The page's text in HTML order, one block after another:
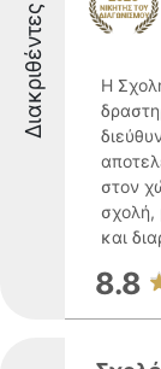
Διακριθέντες
Η
στον
σχολή,
και
8.8